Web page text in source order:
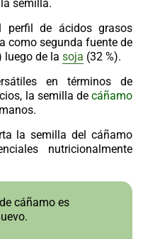
semilla.
perfil de ácidos grasos
como segunda fuente de
luego de la soja (32 %).
en términos de
la semilla de cáñamo
la semilla del cáñamo
nutricionalmente
cáñamo es